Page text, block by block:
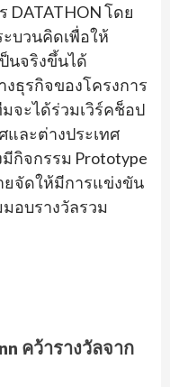
DATATHON โดย
บวนคิดเพื่อให้
นจริงขึ้นได้
งธุรกิจของโครงการ
จะได้ร่วมเวิร์คช็อป
และต่างประเทศ
กิจกรรม Prototype
ยจัดให้มีการแข่งขัน
อบรางวัลรวม
คว้ารางวัลจาก